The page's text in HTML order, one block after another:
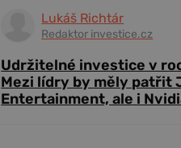
Lukáš Richtár
Redaktor investice.cz
Udržitelné investice v
Mezi lídry by měly patřit
Entertainment, ale i